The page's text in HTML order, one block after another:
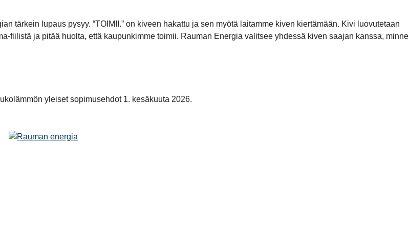
tärkein lupaus pysyy. “TOIMII.” on kiveen hakattu ja sen myötä laitamme kiven kiertämään. Kivi luovutetaan
fiilistä ja pitää huolta, että kaupunkimme toimii. Rauman Energia valitsee yhdessä kiven saajan kanssa, minne
yleiset sopimusehdot 1. kesäkuuta 2026.